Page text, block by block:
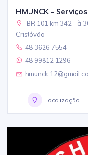
HMUNCK -
BR 101 km 342 - à
Cristóvão
48 3626 7554
48 99812 1296
Localização